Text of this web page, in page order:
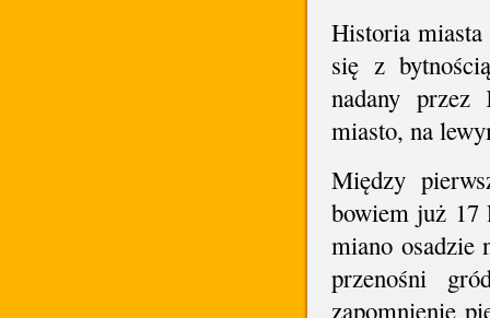
Historia
się z
nadany przez
miasto, na
Między
bowiem już 17
miano osadzie
przenośni
zapomnienie